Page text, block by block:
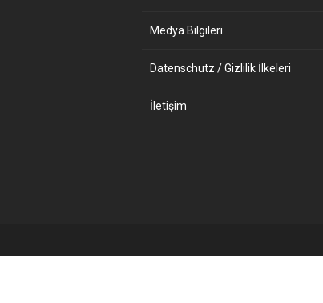
Medya Bilgileri
Datenschutz / Gizlilik İlkeleri
İletişim